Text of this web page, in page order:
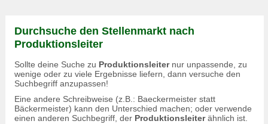
Durchsuche den Stellenmarkt nach
Produktionsleiter
Sollte deine Suche zu Produktionsleiternur unpassende, zu
wenige oder zu viele Ergebnisse liefern, dann versuche den
Suchbegriff anzupassen!
Eine andere Schreibweise (z.B.: Baeckermeister statt
Bäckermeister) kann den Unterschied machen; oder verwende
einen anderen Suchbegriff, der Produktionsleiterähnlich ist.